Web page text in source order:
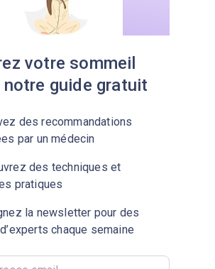
votre sommeil
notre guide gratuit
des recommandations
par un médecin
des techniques et
pratiques
la newsletter pour des
chaque semaine